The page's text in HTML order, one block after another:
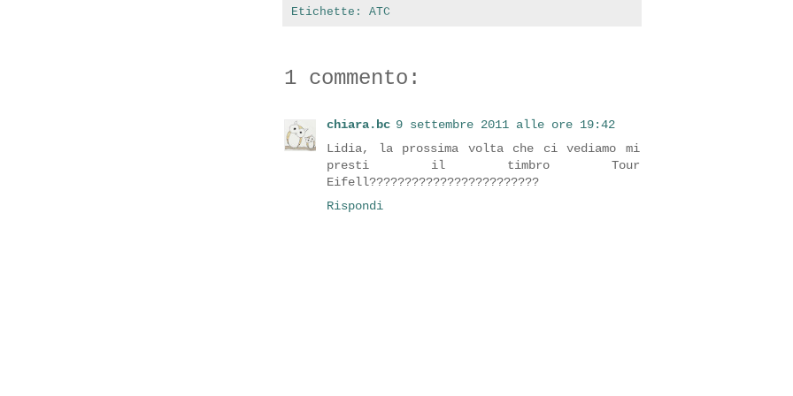
Etichette: ATC
1 commento:
chiara.bc 9 settembre 2011 alle ore 19:42
Lidia, la prossima volta che ci vediamo mi
presti il timbro Tour
Eifell????????????????????????
Rispondi